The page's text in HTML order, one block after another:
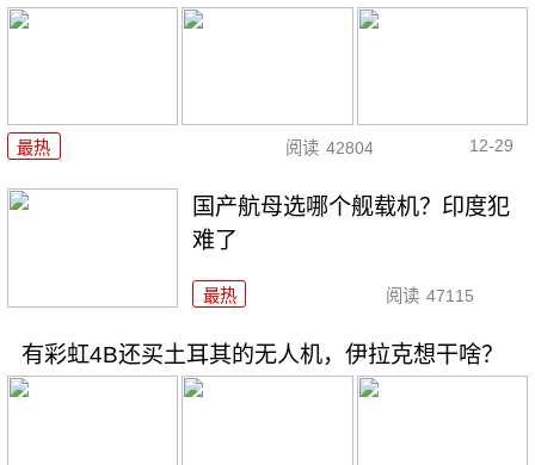
最热 阅读 42804 12-29
国产航母选哪个舰载机？印度犯
难了
最热 阅读 47115
有彩虹4B还买土耳其的无人机，伊拉克想干啥？